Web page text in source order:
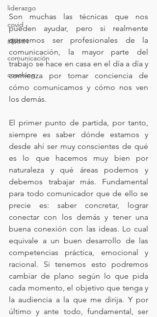
liderazgo
covid
#RRHH
comunicación
coaching
Son muchas las técnicas que nos
pueden ayudar, pero si realmente
queremos ser profesionales de la
comunicación, la mayor parte del
trabajo se hace en casa en el día a día y
comienza por tomar conciencia de
cómo comunicamos y cómo nos ven
los demás.
El primer punto de partida, por tanto,
siempre es saber dónde estamos y
desde ahí ser muy conscientes de qué
es lo que hacemos muy bien por
naturaleza y qué áreas podemos y
debemos trabajar más. Fundamental
para todo comunicador que de ello se
precie es: saber concretar, lograr
conectar con los demás y tener una
buena conexión con las ideas. Lo cual
equivale a un buen desarrollo de las
competencias práctica, emocional y
racional. Si tenemos esto podremos
cambiar de plano según lo que pida
cada momento, el objetivo que tenga y
la audiencia a la que me dirija. Y por
último y ante todo, fundamental, ser